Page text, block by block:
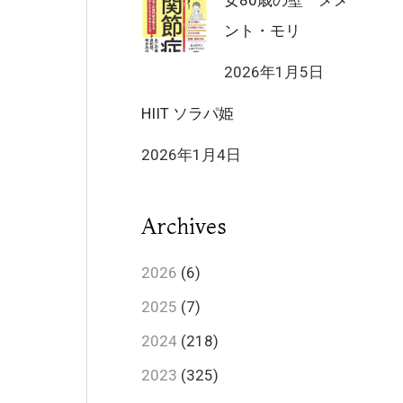
ント・モリ
2026年1月5日
HIIT ソラパ姫
2026年1月4日
Archives
2026 (6)
2025 (7)
2024 (218)
2023 (325)